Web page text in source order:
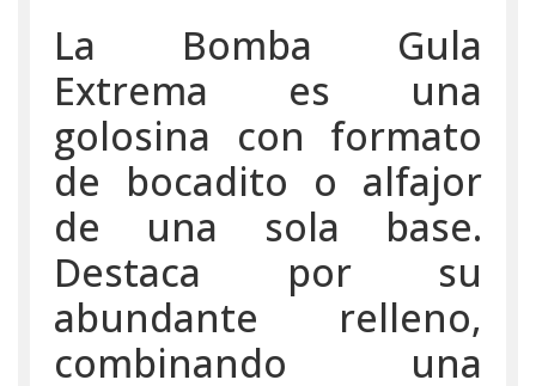
La Bomba Gula
Extrema es una
golosina con formato
de bocadito o alfajor
de una sola base.
Destaca por su
abundante relleno,
combinando una